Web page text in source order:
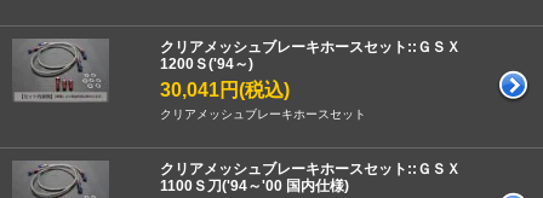
クリアメッシュブレーキホースセット::ＧＳＸ
1200Ｓ('94～)
30,041円(税込)
クリアメッシュブレーキホースセット
クリアメッシュブレーキホースセット::ＧＳＸ
1100Ｓ刀('94～'00 国内仕様)